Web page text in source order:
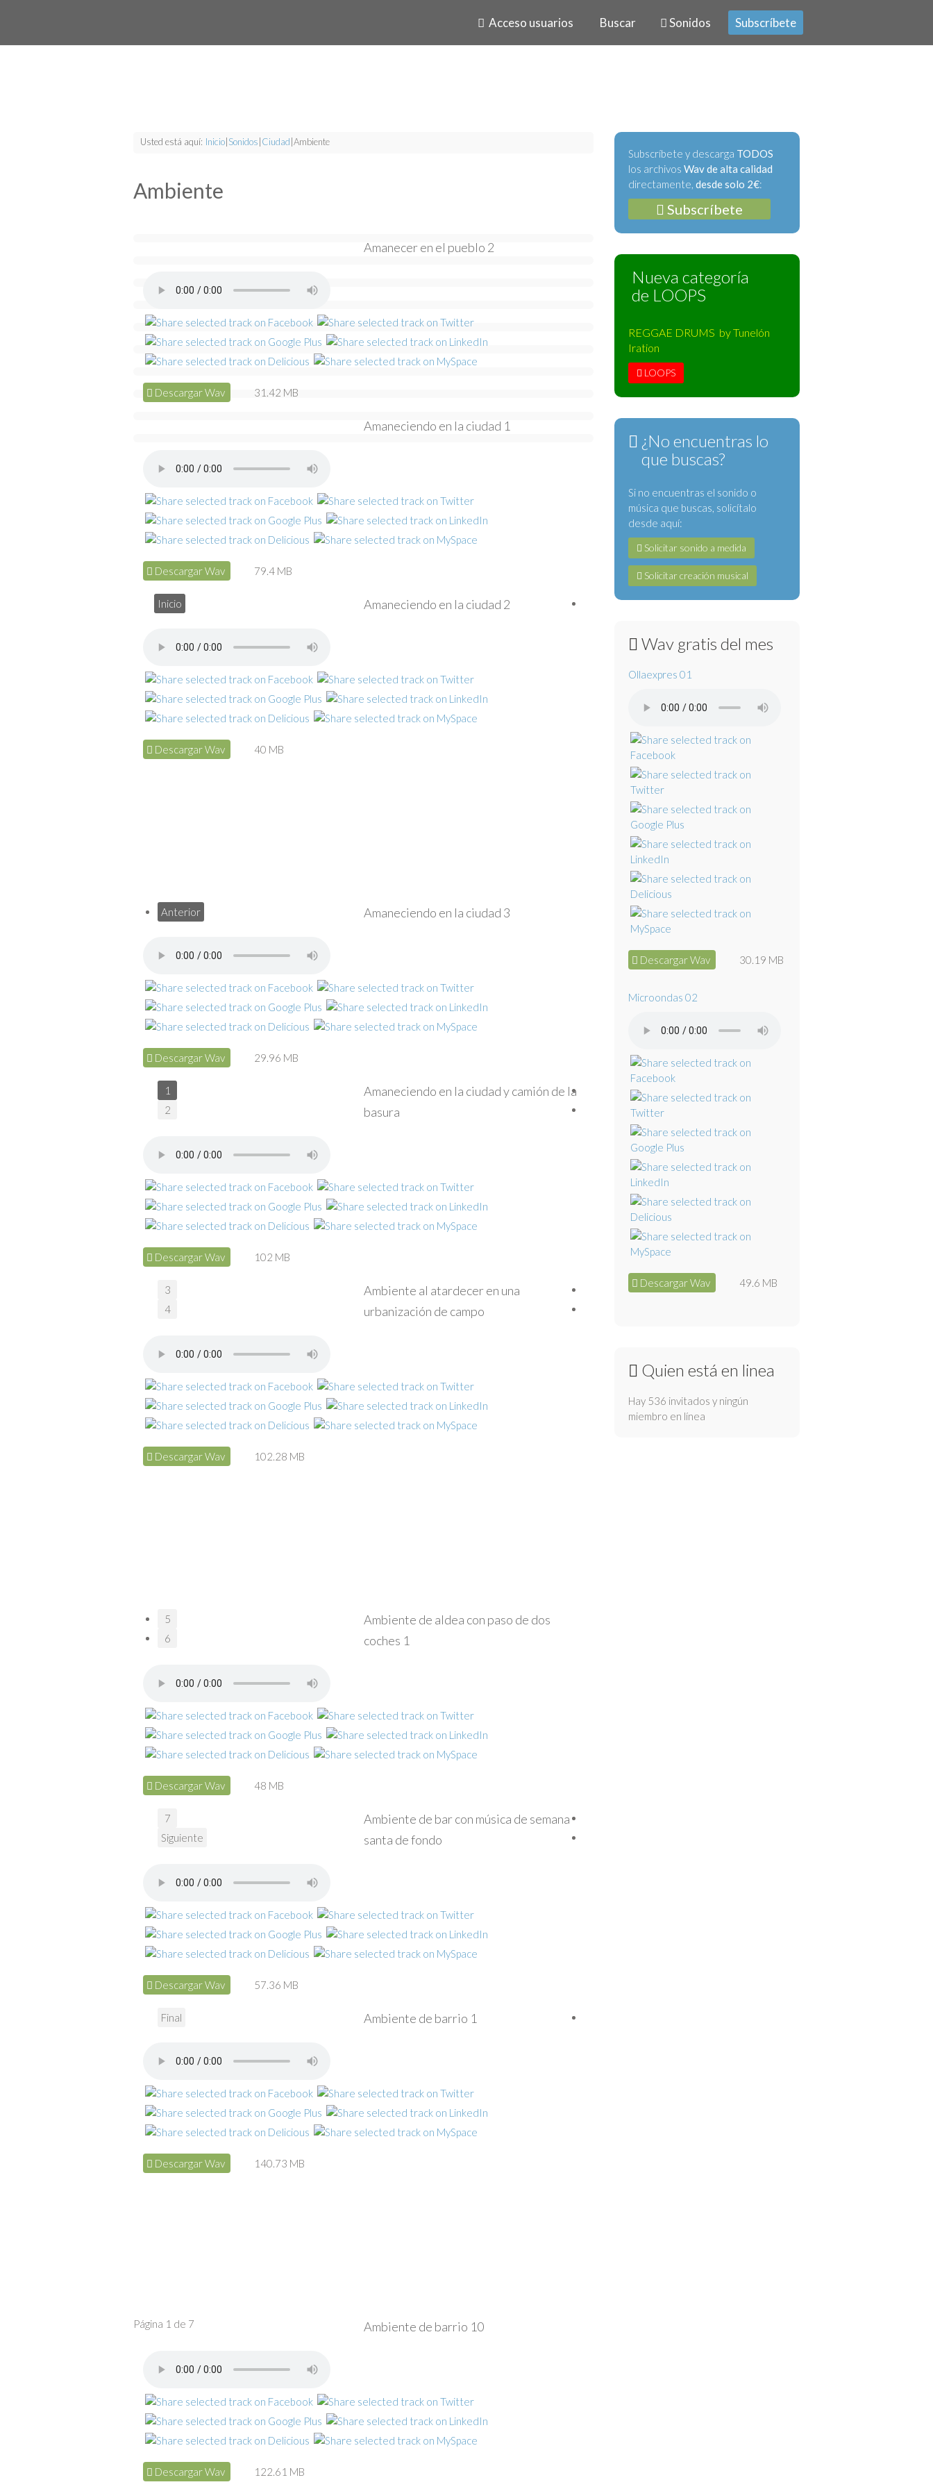
Acceso usuarios Buscar Sonidos Subscríbete
Usted está aquí: Inicio Sonidos Ciudad Ambiente
Ambiente
Amanecer en el pueblo 2
Descargar Wav 31.42 MB
Amaneciendo en la ciudad 1
Descargar Wav 79.4 MB
Amaneciendo en la ciudad 2
Descargar Wav 40 MB
Amaneciendo en la ciudad 3
Descargar Wav 29.96 MB
Amaneciendo en la ciudad y camión de la
basura
Descargar Wav 102 MB
Ambiente al atardecer en una
urbanización de campo
Descargar Wav 102.28 MB
Ambiente de aldea con paso de dos
coches 1
Descargar Wav 48 MB
Ambiente de bar con música de semana
santa de fondo
Descargar Wav 57.36 MB
Ambiente de barrio 1
Descargar Wav 140.73 MB
Ambiente de barrio 10
Descargar Wav 122.61 MB
Inicio
Anterior
1
2
3
4
5
6
7
Siguiente
Final
Página 1 de 7
Subscríbete y descarga TODOS
los archivos Wav de alta calidad
directamente, desde solo 2€:
Subscríbete
Nueva categoría
de LOOPS
REGGAE DRUMS by Tunelón
Iration
LOOPS
¿No encuentras lo
que buscas?
Si no encuentras el sonido o
música que buscas, solicítalo
desde aquí:
Solicitar sonido a medida
Solicitar creación musical
Wav gratis del mes
Ollaexpres 01
Descargar Wav 30.19 MB
Microondas 02
Descargar Wav 49.6 MB
Quien está en linea
Hay 536 invitados y ningún
miembro en línea